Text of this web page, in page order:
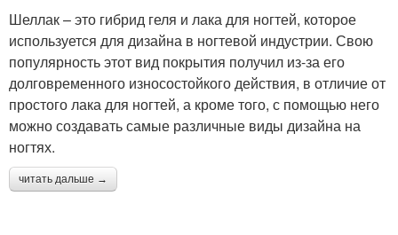
Шеллак – это гибрид геля и лака для ногтей, которое
используется для дизайна в ногтевой индустрии. Свою
популярность этот вид покрытия получил из-за его
долговременного износостойкого действия, в отличие от
простого лака для ногтей, а кроме того, с помощью него
можно создавать самые различные виды дизайна на
ногтях.
читать дальше →